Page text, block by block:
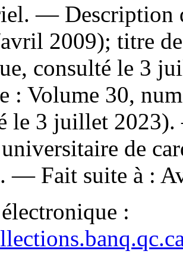
— Description
2009); titre
consulté le 3
: Volume 30,
le 3 juillet
de
— Fait suite à :
: